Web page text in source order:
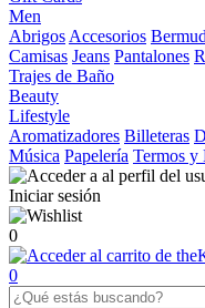
Men
Abrigos Accesorios
Camisas Jeans Pantalones
Trajes de Baño
Beauty
Lifestyle
Aromatizadores Billeteras
Música Papelería Termos y
Iniciar sesión
0
0